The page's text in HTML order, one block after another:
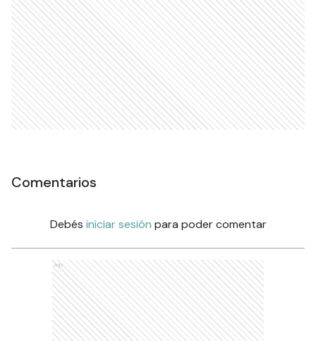
Comentarios
Debés iniciar sesión para poder comentar
Ads